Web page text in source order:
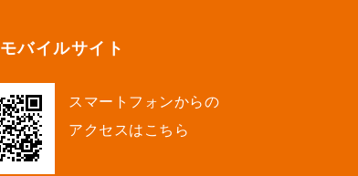
モバイルサイト
スマートフォンからの
アクセスはこちら